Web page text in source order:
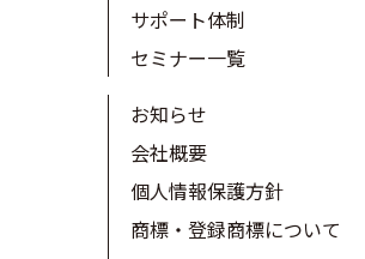
サポート体制
セミナー一覧
お知らせ
会社概要
個人情報保護方針
商標・登録商標について